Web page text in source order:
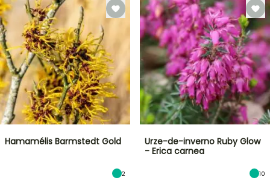
Hamamélis Barmstedt Gold
2
Urze-de-inverno Ruby Glow
- Erica carnea
10